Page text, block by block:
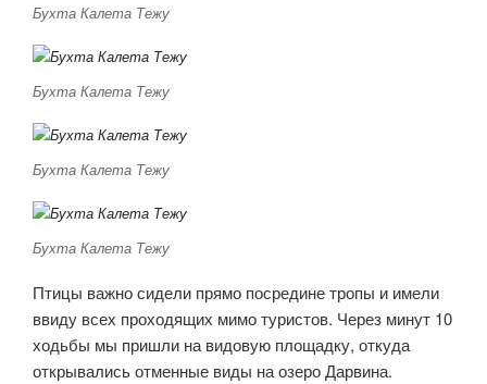
Бухта Калета Тежу
Бухта Калета Тежу
Бухта Калета Тежу
Бухта Калета Тежу
Птицы важно сидели прямо посредине тропы и имели
ввиду всех проходящих мимо туристов. Через минут 10
ходьбы мы пришли на видовую площадку, откуда
открывались отменные виды на озеро Дарвина.